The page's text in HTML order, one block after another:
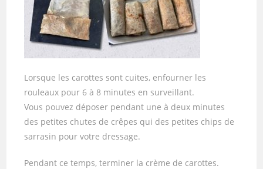
Lorsque les carottes sont cuites, enfourner les
rouleaux pour 6 à 8 minutes en surveillant.
Vous pouvez déposer pendant une à deux minutes
des petites chutes de crêpes qui des petites chips de
sarrasin pour votre dressage.
Pendant ce temps, terminer la crème de carottes.